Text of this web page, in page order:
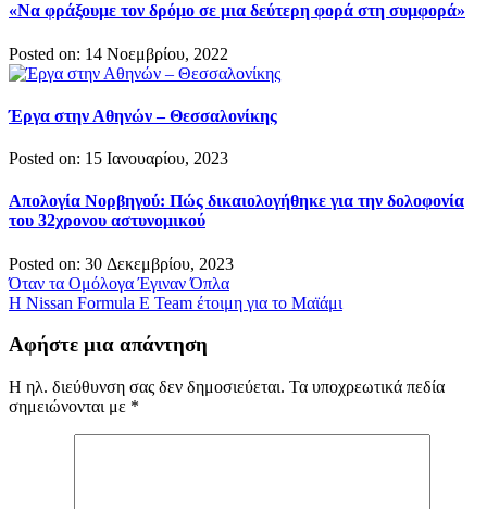
«Να φράξουμε τον δρόμο σε μια δεύτερη φορά στη συμφορά»
Posted on: 14 Νοεμβρίου, 2022
Έργα στην Αθηνών – Θεσσαλονίκης
Posted on: 15 Ιανουαρίου, 2023
Απολογία Νορβηγού: Πώς δικαιολογήθηκε για την δολοφονία
του 32χρονου αστυνομικού
Posted on: 30 Δεκεμβρίου, 2023
Πλοήγηση
άρθρων
Όταν τα Ομόλογα Έγιναν Όπλα
Η Nissan Formula E Team έτοιμη για το Μαϊάμι
Αφήστε μια απάντηση
Η ηλ. διεύθυνση σας δεν δημοσιεύεται. Τα υποχρεωτικά πεδία
σημειώνονται με *